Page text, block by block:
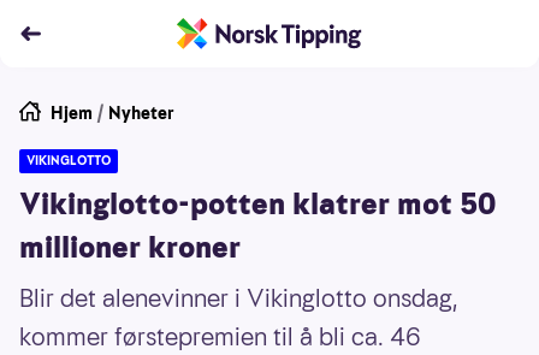
Hjem / Nyheter
VIKINGLOTTO
Vikinglotto-potten klatrer mot 50
millioner kroner
Blir det alenevinner i Vikinglotto onsdag,
kommer førstepremien til å bli ca. 46